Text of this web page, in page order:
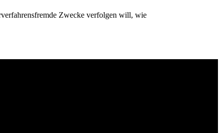
Zwecke verfolgen will, wie